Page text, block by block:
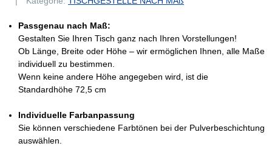
Passgenau nach Maß:
Gestalten Sie Ihren Tisch ganz nach Ihren Vorstellungen!
Ob Länge, Breite oder Höhe – wir ermöglichen Ihnen, alle Maße
individuell zu bestimmen.
Wenn keine andere Höhe angegeben wird, ist die
Standardhöhe 72,5 cm
Individuelle Farbanpassung
Sie können verschiedene Farbtönen bei der Pulverbeschichtung
auswählen.